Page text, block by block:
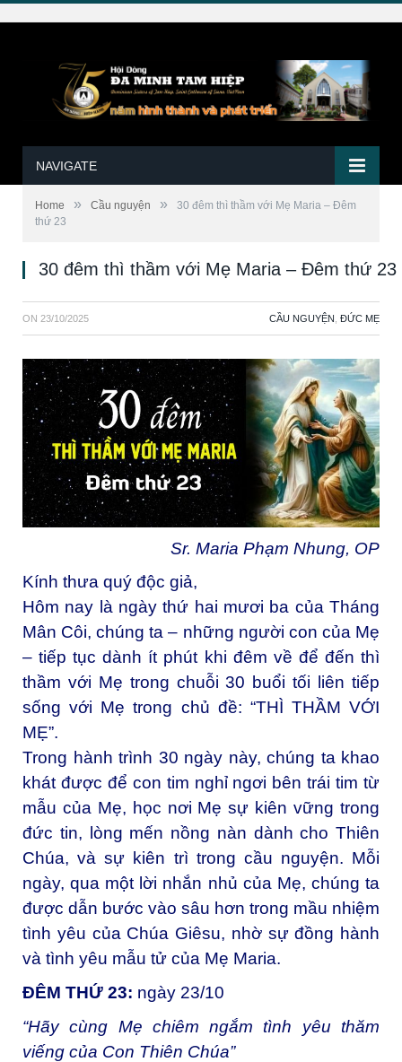
NAVIGATE
Home » Cầu nguyện »
30 đêm thì thầm với Mẹ Maria – Đêm
thứ 23
30 đêm thì thầm với Mẹ Maria – Đêm thứ 23
ON 23/10/2025 CẦU NGUYỆN ĐỨC MẸ
Sr. Maria Phạm Nhung, OP
Kính thưa quý độc giả,
Hôm nay là ngày thứ hai mươi ba của Tháng
Mân Côi, chúng ta – những người con của Mẹ
– tiếp tục dành ít phút khi đêm về để đến thì
thầm với Mẹ trong chuỗi 30 buổi tối liên tiếp
sống với Mẹ trong chủ đề: “THÌ THẦM VỚI
MẸ”.
Trong hành trình 30 ngày này, chúng ta khao
khát được để con tim nghỉ ngơi bên trái tim từ
mẫu của Mẹ, học nơi Mẹ sự kiên vững trong
đức tin, lòng mến nồng nàn dành cho Thiên
Chúa, và sự kiên trì trong cầu nguyện. Mỗi
ngày, qua một lời nhắn nhủ của Mẹ, chúng ta
được dẫn bước vào sâu hơn trong mầu nhiệm
tình yêu của Chúa Giêsu, nhờ sự đồng hành
và tình yêu mẫu tử của Mẹ Maria.
ĐÊM THỨ 23: ngày 23/10
“Hãy cùng Mẹ chiêm ngắm tình yêu thăm
viếng của Con Thiên Chúa”